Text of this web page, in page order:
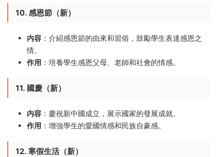
10. 感恩節（新）
内容 ：介紹感恩節的由來和習俗，鼓勵學生表達感恩之
情。
作用 ：培養學生感恩父母、老師和社會的情感。
11. 國慶（新）
内容 ：慶祝新中國成立，展示國家的發展成就。
作用 ：增強學生的愛國情感和民族自豪感。
12. 寒假生活（新）